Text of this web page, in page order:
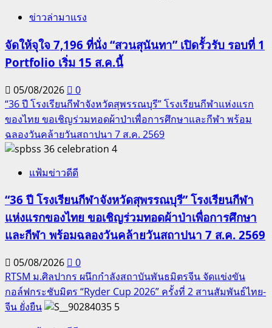
ข่าวล่ามาแรง
จัดให้จุใจ 7,196 ที่นั่ง “สวนสุนันทา” เปิดรั้วรับ รอบที่ 1
Portfolio เริ่ม 15 ส.ค.นี้
05/08/2026
0
“36 ปี โรงเรียนกีฬาจังหวัดสุพรรณบุรี” โรงเรียนกีฬาแห่งแรก
ของไทย ขอเชิญร่วมทอดผ้าป่าเพื่อการศึกษาและกีฬา พร้อม
ฉลองวันคล้ายวันสถาปนา 7 ส.ค. 2569
4
แฟ้มข่าวดีดี
“36 ปี โรงเรียนกีฬาจังหวัดสุพรรณบุรี” โรงเรียนกีฬา
แห่งแรกของไทย ขอเชิญร่วมทอดผ้าป่าเพื่อการศึกษา
และกีฬา พร้อมฉลองวันคล้ายวันสถาปนา 7 ส.ค. 2569
05/08/2026
0
RTSM ม.ศิลปากร ผนึกกำลังสถาบันพันธมิตรจีน จัดแข่งขัน
กอล์ฟกระชับมิตร “Ryder Cup 2026” ครั้งที่ 2 สานสัมพันธ์ไทย-
จีน ยั่งยืน
5